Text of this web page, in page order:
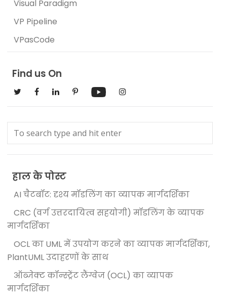
Visual Paradigm
VP Pipeline
VPasCode
Find us On
हाल के पोस्ट
AI चैटबॉट: दृश्य मॉडलिंग का व्यापक मार्गदर्शिका
CRC (वर्ग उत्तरदायित्व सहयोगी) मॉडलिंग के व्यापक
मार्गदर्शिका
OCL का UML में उपयोग करने का व्यापक मार्गदर्शिका,
PlantUML उदाहरणों के साथ
ऑब्जेक्ट कॉन्स्ट्रेंट लैंग्वेज (OCL) का व्यापक
मार्गदर्शिका